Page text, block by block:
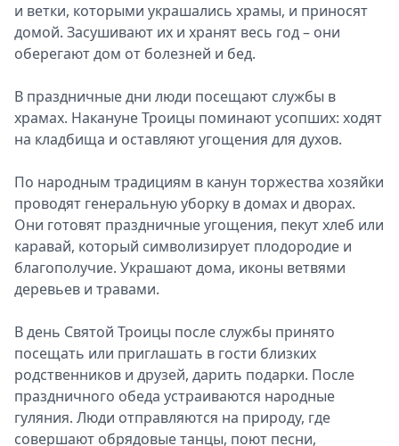
и ветки, которыми украшались храмы, и приносят
домой. Засушивают их и хранят весь год – они
оберегают дом от болезней и бед.
В праздничные дни люди посещают службы в
храмах. Накануне Троицы поминают усопших: ходят
на кладбища и оставляют угощения для духов.
По народным традициям в канун торжества хозяйки
проводят генеральную уборку в домах и дворах.
Они готовят праздничные угощения, пекут хлеб или
каравай, который символизирует плодородие и
благополучие. Украшают дома, иконы ветвями
деревьев и травами.
В день Святой Троицы после службы принято
посещать или приглашать в гости близких
родственников и друзей, дарить подарки. После
праздничного обеда устраиваются народные
гуляния. Люди отправляются на природу, где
совершают обрядовые танцы, поют песни,